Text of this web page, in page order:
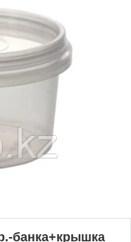
банка+крышка